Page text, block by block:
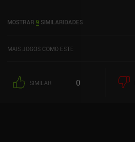
MOSTRAR 9 SIMILARIDADES
MAIS JOGOS COMO ESTE
SIMILAR 0